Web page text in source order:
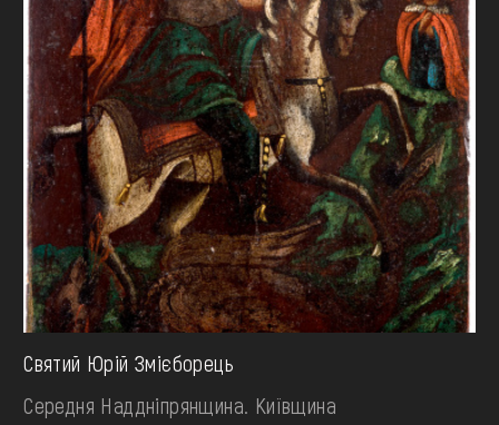
Святий Юрій Змієборець
Середня Наддніпрянщина. Київщина